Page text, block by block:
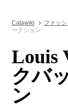
Catawiki ファッ
ークション
Louis
クバ
ン